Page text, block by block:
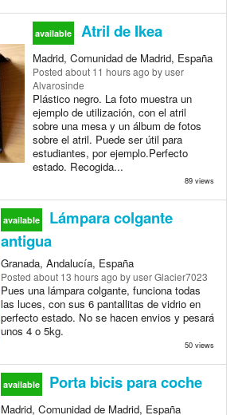
available Atril de Ikea
Madrid, Comunidad de Madrid, España
Posted about 11 hours ago by user
Alvarosinde
Plástico negro. La foto muestra un
ejemplo de utilización, con el atril
sobre una mesa y un álbum de fotos
sobre el atril. Puede ser útil para
estudiantes, por ejemplo.Perfecto
estado. Recogida...
89 views
available
Lámpara colgante
antigua
Granada, Andalucía, España
Posted about 13 hours ago by user Glacier7023
Pues una lámpara colgante, funciona todas
las luces, con sus 6 pantallitas de vidrio en
perfecto estado. No se hacen envios y pesará
unos 4 o 5kg.
50 views
available Porta bicis para coche
Madrid, Comunidad de Madrid, España